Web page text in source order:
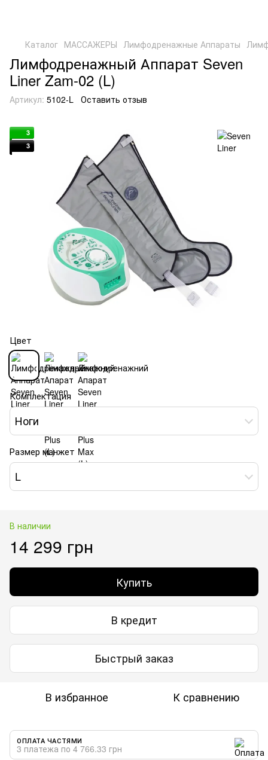
Каталог МАССАЖЕРЫ Лимфодренажные Аппараты
Лимфодренажный Аппарат Seven
Liner Zam-02 (L)
Артикул: 5102-L Оставить отзыв
3
3
Цвет
Комплектация
Ноги
Размер манжет
L
В наличии
14 299 грн
Купить
В кредит
Быстрый заказ
В избранное К сравнению
ОПЛАТА ЧАСТЯМИ
3 платежа по 4 766.33 грн